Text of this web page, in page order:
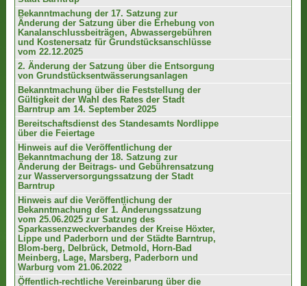
Bekanntmachung der 17. Satzung zur
Änderung der Satzung über die Erhebung von
Kanalanschlussbeiträgen, Abwassergebühren
und Kostenersatz für Grundstücksanschlüsse
vom 22.12.2025
2. Änderung der Satzung über die Entsorgung
von Grundstücksentwässerungsanlagen
Bekanntmachung über die Feststellung der
Gültigkeit der Wahl des Rates der Stadt
Barntrup am 14. September 2025
Bereitschaftsdienst des Standesamts Nordlippe
über die Feiertage
Hinweis auf die Veröffentlichung der
Bekanntmachung der 18. Satzung zur
Änderung der Beitrags- und Gebührensatzung
zur Wasserversorgungssatzung der Stadt
Barntrup
Hinweis auf die Veröffentlichung der
Bekanntmachung der 1. Änderungssatzung
vom 25.06.2025 zur Satzung des
Sparkassenzweckverbandes der Kreise Höxter,
Lippe und Paderborn und der Städte Barntrup,
Blom-berg, Delbrück, Detmold, Horn-Bad
Meinberg, Lage, Marsberg, Paderborn und
Warburg vom 21.06.2022
Öffentlich-rechtliche Vereinbarung über die